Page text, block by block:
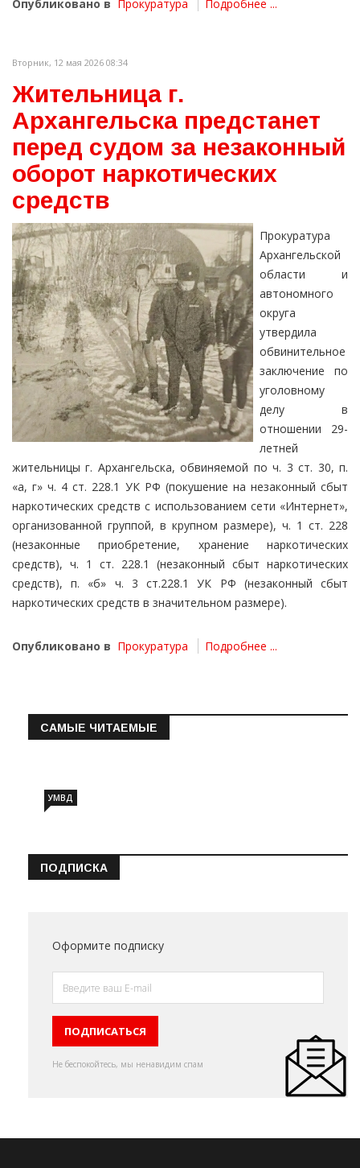
Опубликовано в Прокуратура Подробнее ...
Вторник, 12 мая 2026 08:34
Жительница г.
Архангельска предстанет
перед судом за незаконный
оборот наркотических
средств
Прокуратура
Архангельской
области и
автономного
округа
утвердила
обвинительное
заключение по
уголовному
делу в
отношении 29-
летней
жительницы г. Архангельска, обвиняемой по ч. 3 ст. 30, п.
«а, г» ч. 4 ст. 228.1 УК РФ (покушение на незаконный сбыт
наркотических средств с использованием сети «Интернет»,
организованной группой, в крупном размере), ч. 1 ст. 228
(незаконные приобретение, хранение наркотических
средств), ч. 1 ст. 228.1 (незаконный сбыт наркотических
средств), п. «б» ч. 3 ст.228.1 УК РФ (незаконный сбыт
наркотических средств в значительном размере).
Опубликовано в Прокуратура Подробнее ...
САМЫЕ ЧИТАЕМЫЕ
УМВД
ПОДПИСКА
Оформите подписку
Не беспокойтесь, мы ненавидим спам